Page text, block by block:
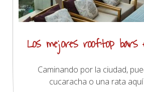
Los mejores rooftop
Caminando por la ciudad,
cucaracha o una rata